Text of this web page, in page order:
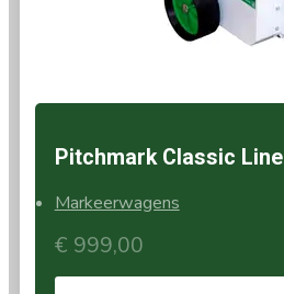
Pitchmark Classic Line
Markeerwagens
€ 999,00